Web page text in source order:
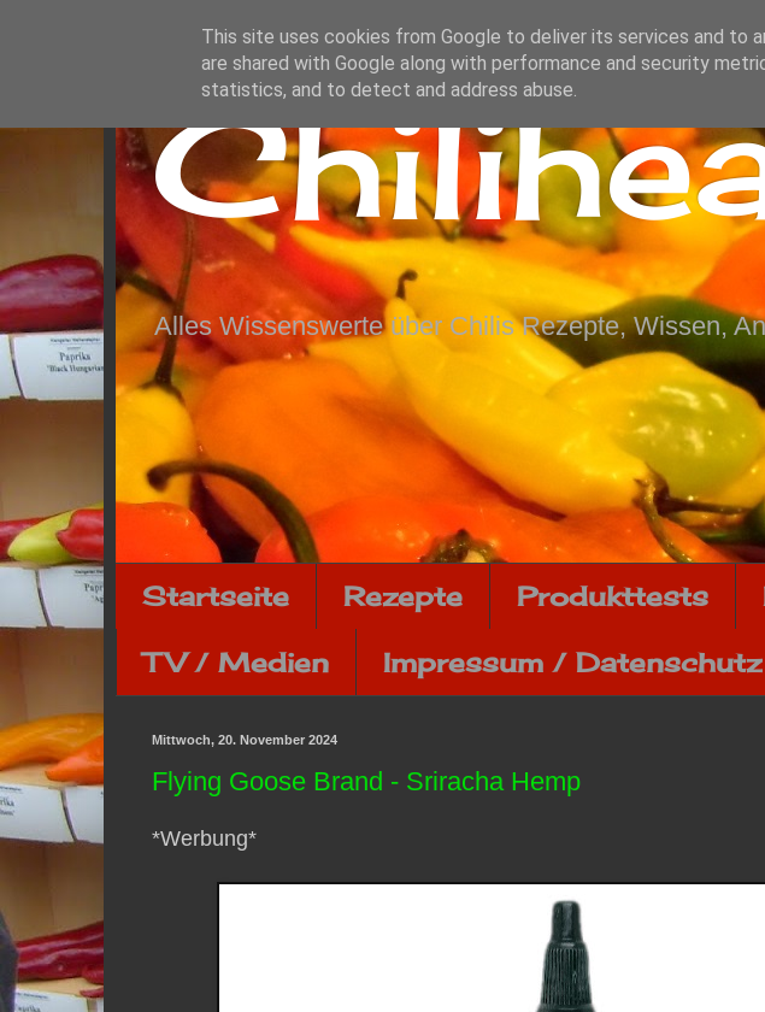
Alles Wissenswerte über Chilis Rezepte, Wissen,
Startseite Rezepte Produkttests
TV / Medien Impressum / Datenschutz
Mittwoch, 20. November 2024
Flying Goose Brand - Sriracha Hemp
*Werbung*
This site uses cookies from Google to deliver its services and to
are shared with Google along with performance and security
statistics, and to detect and address abuse.